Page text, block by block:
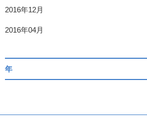
2016年12月
2016年04月
年